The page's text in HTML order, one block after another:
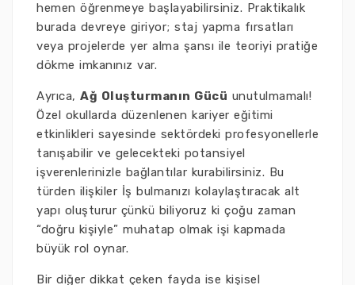
hemen öğrenmeye başlayabilirsiniz. Praktikalık
burada devreye giriyor; staj yapma fırsatları
veya projelerde yer alma şansı ile teoriyi pratiğe
dökme imkanınız var.
Ayrıca, Ağ Oluşturmanın Gücü unutulmamalı!
Özel okullarda düzenlenen kariyer eğitimi
etkinlikleri sayesinde sektördeki profesyonellerle
tanışabilir ve gelecekteki potansiyel
işverenlerinizle bağlantılar kurabilirsiniz. Bu
türden ilişkiler İş bulmanızı kolaylaştıracak alt
yapı oluşturur çünkü biliyoruz ki çoğu zaman
“doğru kişiyle” muhatap olmak işi kapmada
büyük rol oynar.
Bir diğer dikkat çeken fayda ise kişisel